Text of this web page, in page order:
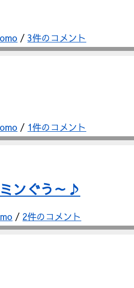
/3件のコメント
/ 1件のコメント
ンぐう～♪
/ 2件のコメント